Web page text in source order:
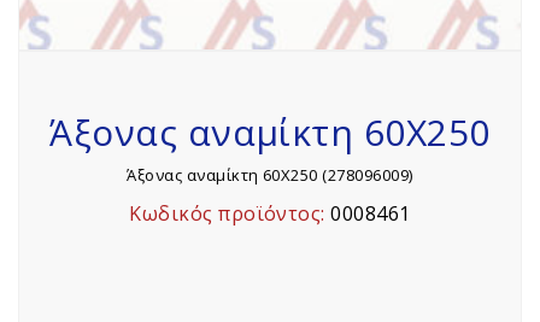
Άξονας αναμίκτη 60Χ250
Άξονας αναμίκτη 60Χ250 (278096009)
Κωδικός προϊόντος:0008461